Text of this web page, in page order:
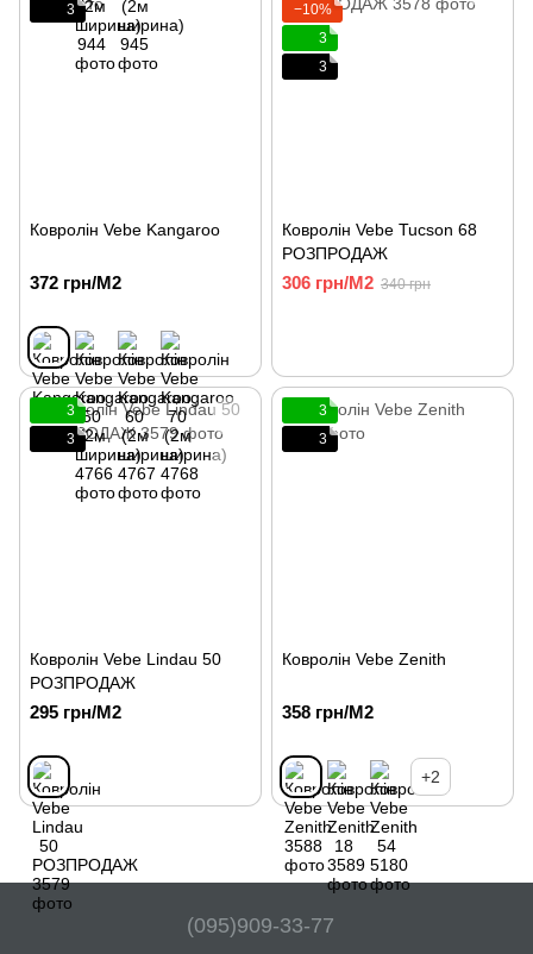
3
Ковролін Vebe Kangaroo
372 грн/М2
−10%
3
3
Ковролін Vebe Tucson 68
РОЗПРОДАЖ
306 грн/М2 340 грн
3
3
Ковролін Vebe Lindau 50
РОЗПРОДАЖ
295 грн/М2
3
3
Ковролін Vebe Zenith
358 грн/М2
+2
(095)909-33-77